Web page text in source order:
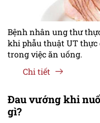
Bệnh nhân ung thư
khi phẫu thuật UT thực
trong việc ăn uống.
Chi tiết
Đau vướng khi
gì?